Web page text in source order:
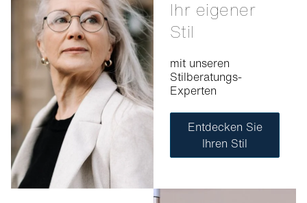
Ihr eigener
Stil
mit unseren
Stilberatungs-
Experten
Entdecken Sie
Ihren Stil